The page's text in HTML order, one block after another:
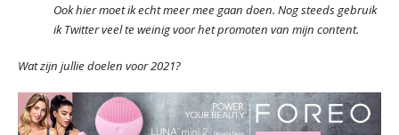
Ook hier moet ik echt meer mee gaan doen. Nog steeds gebruik
ik Twitter veel te weinig voor het promoten van mijn content.
Wat zijn jullie doelen voor 2021?